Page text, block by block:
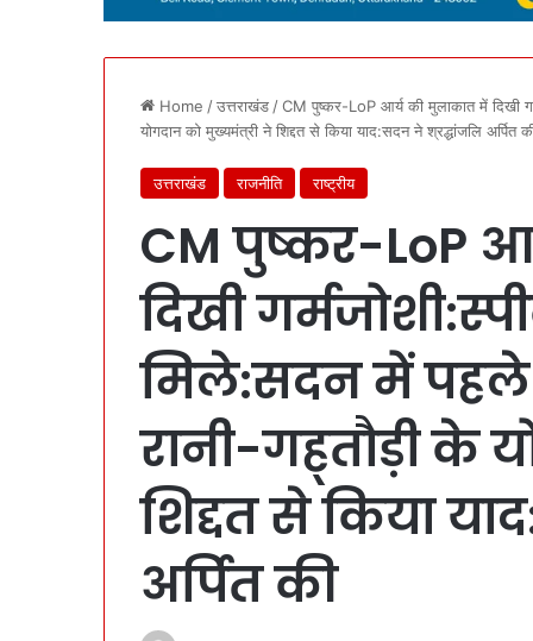
Home /उत्तराखंड /CM पुष्कर-LoP आर्य की मुलाकात में दिखी
योगदान को मुख्यमंत्री ने शिद्दत से किया याद:सदन ने श्रद्धांजलि अर्पित
उत्तराखंड राजनीति राष्ट्रीय
CM पुष्कर-LoP
दिखी
मिले:सदन में पहले
रानी-गह्तौड़ी के
शिद्दत से किया
अर्पित की